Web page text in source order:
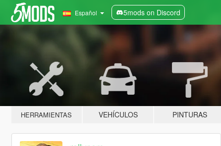
Español 5mods on Discord
HERRAMIENTAS VEHÍCULOS PINTURAS